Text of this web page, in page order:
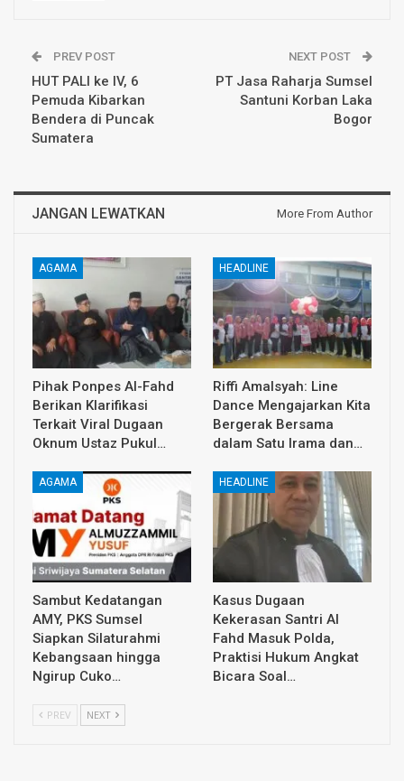
PREV POST
HUT PALI ke IV, 6
Pemuda Kibarkan
Bendera di Puncak
Sumatera
NEXT POST
PT Jasa Raharja Sumsel
Santuni Korban Laka
Bogor
JANGAN LEWATKAN More From Author
AGAMA
Pihak Ponpes Al-Fahd
Berikan Klarifikasi
Terkait Viral Dugaan
Oknum Ustaz Pukul…
HEADLINE
Riffi Amalsyah: Line
Dance Mengajarkan Kita
Bergerak Bersama
dalam Satu Irama dan…
AGAMA
Sambut Kedatangan
AMY, PKS Sumsel
Siapkan Silaturahmi
Kebangsaan hingga
Ngirup Cuko…
HEADLINE
Kasus Dugaan
Kekerasan Santri Al
Fahd Masuk Polda,
Praktisi Hukum Angkat
Bicara Soal…
PREV NEXT